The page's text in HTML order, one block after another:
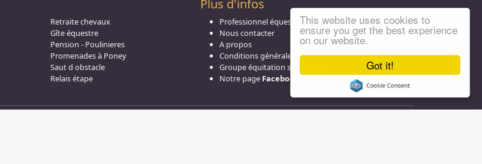
Got it!
This website uses cookies to
ensure you get the best experience
on our website.
Retraite chevaux
Gîte équestre
Pension - Poulinieres
Promenades à Poney
Saut d obstacle
Relais étape
Plus d'infos
Professionnel équestre, Inscrivez-vous !
Nous contacter
A propos
Conditions générales d'utilisation
Groupe équitation sur
Notre page Facebook